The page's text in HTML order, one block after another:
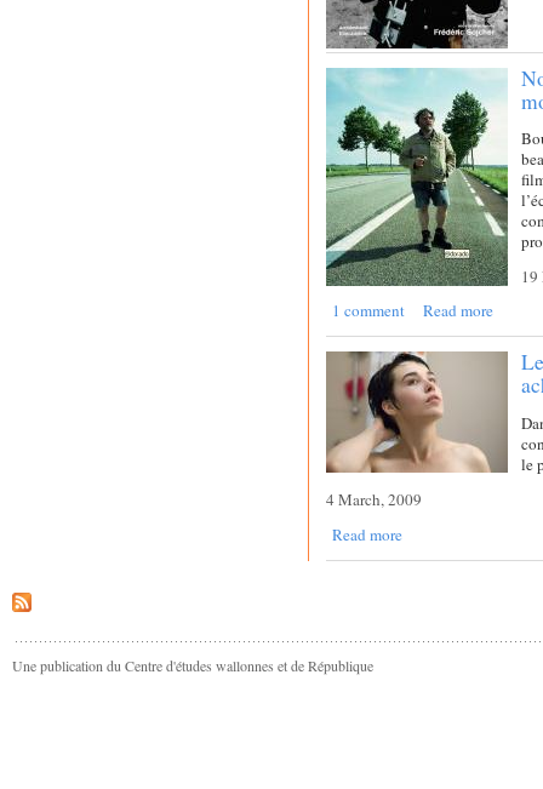
1 comment
Read more
le
4 March, 2009
Read more
Une publication du Centre d'études wallonnes et de République